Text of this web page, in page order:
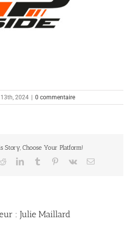
2024 0 commentaire
Story, Choose Your Platform!
RedditLinkedInTumblr Pinterest
Vk Email
: Julie Maillard